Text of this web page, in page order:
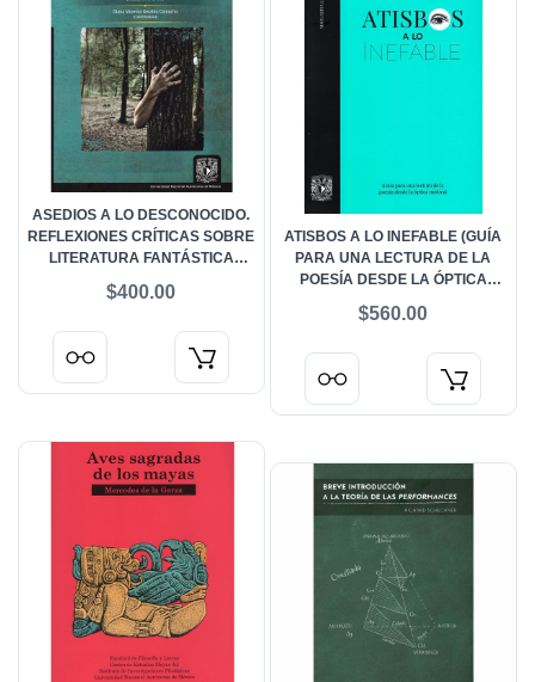
ASEDIOS A LO DESCONOCIDO.
REFLEXIONES CRÍTICAS SOBRE
LITERATURA FANTÁSTICA
XIX AL XXI)
$400.00
ATISBOS A LO INEFABLE (GUÍA
PARA UNA LECTURA DE LA
POESÍA DESDE LA ÓPTICA
$560.00